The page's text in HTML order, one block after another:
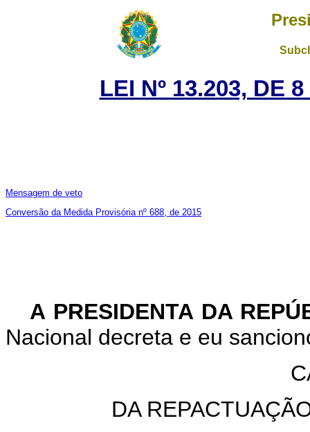
LEI Nº 13.203, DE
Mensagem de veto
Conversão da Medida Provisória nº 688, de 2015
A PRESIDENTA DA
Nacional decreta e eu
DA